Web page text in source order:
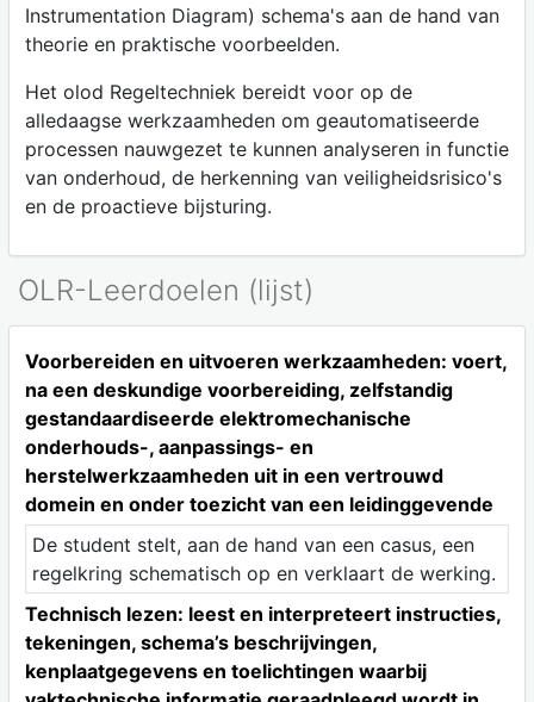
Instrumentation Diagram) schema's aan de hand van
theorie en praktische voorbeelden.
Het olod Regeltechniek bereidt voor op de
alledaagse werkzaamheden om geautomatiseerde
processen nauwgezet te kunnen analyseren in functie
van onderhoud, de herkenning van veiligheidsrisico's
en de proactieve bijsturing.
OLR-Leerdoelen (lijst)
Voorbereiden en uitvoeren werkzaamheden: voert,
na een deskundige voorbereiding, zelfstandig
gestandaardiseerde elektromechanische
onderhouds-, aanpassings- en
herstelwerkzaamheden uit in een vertrouwd
domein en onder toezicht van een leidinggevende
De student stelt, aan de hand van een casus, een
regelkring schematisch op en verklaart de werking.
Technisch lezen: leest en interpreteert instructies,
tekeningen, schema’s beschrijvingen,
kenplaatgegevens en toelichtingen waarbij